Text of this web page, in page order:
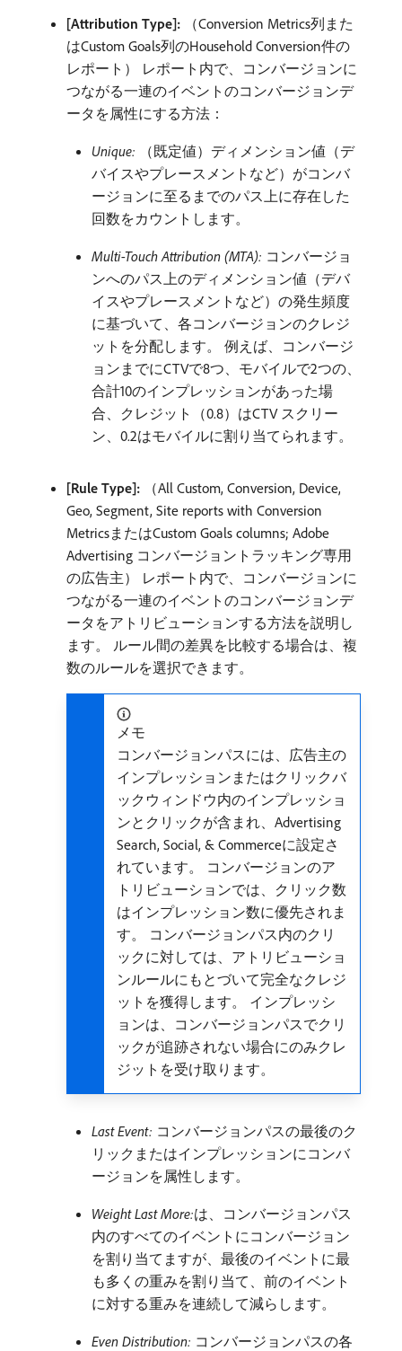
[Attribution Type]: （Conversion Metrics列また
はCustom Goals列のHousehold Conversion件の
レポート） レポート内で、コンバージョンに
つながる一連のイベントのコンバージョンデ
ータを属性にする方法：
Unique: （既定値）ディメンション値（デ
バイスやプレースメントなど）がコンバ
ージョンに至るまでのパス上に存在した
回数をカウントします。
Multi-Touch Attribution (MTA): コンバージョ
ンへのパス上のディメンション値（デバ
イスやプレースメントなど）の発生頻度
に基づいて、各コンバージョンのクレジ
ットを分配します。 例えば、コンバージ
ョンまでにCTVで8つ、モバイルで2つの、
合計10のインプレッションがあった場
合、クレジット（0.8）はCTV スクリー
ン、0.2はモバイルに割り当てられます。
[Rule Type]: （All Custom, Conversion, Device,
Geo, Segment, Site reports with Conversion
MetricsまたはCustom Goals columns; Adobe
Advertising コンバージョントラッキング専用
の広告主） レポート内で、コンバージョンに
つながる一連のイベントのコンバージョンデ
ータをアトリビューションする方法を説明し
ます。 ルール間の差異を比較する場合は、複
数のルールを選択できます。
メモ
コンバージョンパスには、広告主の
インプレッションまたはクリックバ
ックウィンドウ内のインプレッショ
ンとクリックが含まれ、Advertising
Search, Social, & Commerceに設定さ
れています。 コンバージョンのア
トリビューションでは、クリック数
はインプレッション数に優先されま
す。 コンバージョンパス内のクリ
ックに対しては、アトリビューショ
ンルールにもとづいて完全なクレジ
ットを獲得します。 インプレッシ
ョンは、コンバージョンパスでクリ
ックが追跡されない場合にのみクレ
ジットを受け取ります。
Last Event: コンバージョンパスの最後のク
リックまたはインプレッションにコンバ
ージョンを属性します。
Weight Last More:​は、コンバージョンパス
内のすべてのイベントにコンバージョン
を割り当てますが、最後のイベントに最
も多くの重みを割り当て、前のイベント
に対する重みを連続して減らします。
Even Distribution: コンバージョンパスの各